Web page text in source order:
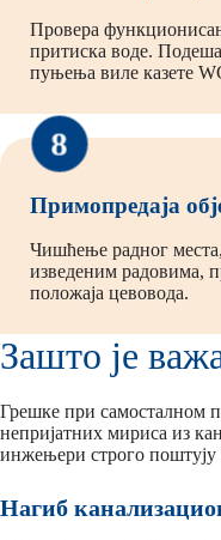
Провера
притиска воде.
пуњења виле казете
Примопредаја
8
Чишћење радног
изведеним радовима,
положаја цевовода.
Зашто је
Грешке при самосталном
непријатних мириса из
инжењери строго
Нагиб